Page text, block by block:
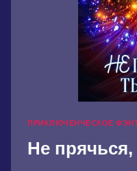
ПРИКЛЮЧЕНЧЕСКОЕ
Не